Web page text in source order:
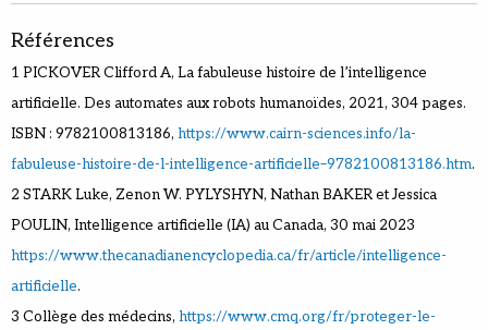
Références
1 PICKOVER Clifford A, La fabuleuse histoire de l’intelligence
artificielle. Des automates aux robots humanoïdes, 2021, 304 pages.
ISBN : 9782100813186, https://www.cairn-sciences.info/la-
fabuleuse-histoire-de-l-intelligence-artificielle–9782100813186.htm.
2 STARK Luke, Zenon W. PYLYSHYN, Nathan BAKER et Jessica
POULIN, Intelligence artificielle (IA) au Canada, 30 mai 2023
https://www.thecanadianencyclopedia.ca/fr/article/intelligence-
artificielle.
3 Collège des médecins, https://www.cmq.org/fr/proteger-le-